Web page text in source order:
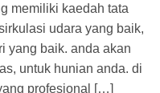
memiliki kaedah tata
udara yang baik,
yang baik. anda akan
untuk hunian anda. di
profesional […]